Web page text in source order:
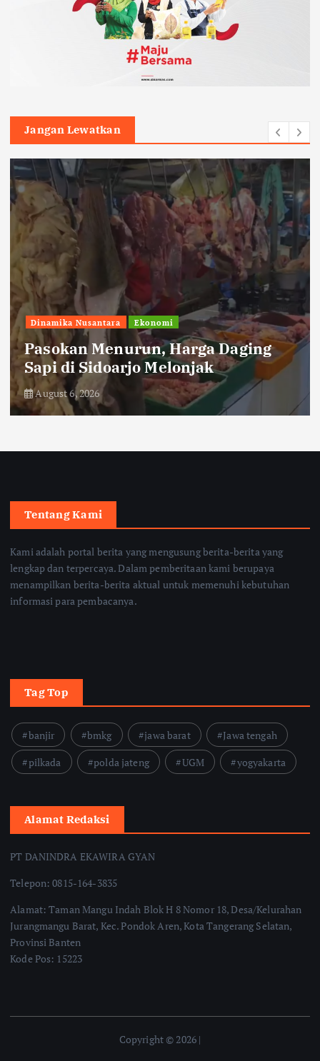
Jangan Lewatkan
Dinamika Nusantara Ekonomi
Pasokan Menurun, Harga Daging
Sapi di Sidoarjo Melonjak
August 6, 2026
Tentang Kami
Kami adalah portal berita yang mengusung berita-berita yang
lengkap dan terpercaya. Dalam pemberitaan kami berupaya
menampilkan berita-berita aktual untuk memenuhi kebutuhan
informasi para pembacanya.
Tag Top
banjir bmkg jawa barat
Jawa tengah
pilkada
polda jateng UGM yogyakarta
Alamat Redaksi
PT DANINDRA EKAWIRA GYAN
Telepon: 0815-164-3835
Alamat: Taman Mangu Indah Blok H 8 Nomor 18, Desa/Kelurahan
Jurangmangu Barat, Kec. Pondok Aren, Kota Tangerang Selatan,
Provinsi Banten
Kode Pos: 15223
Copyright © 2026 |